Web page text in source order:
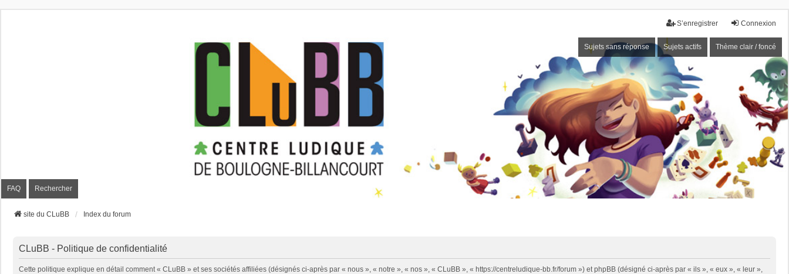
Connexion
S’enregistrer
Sujets sans réponse Sujets actifs Thème clair / foncé
FAQ Rechercher
site du CLuBB Index du forum
CLuBB - Politique de confidentialité
Cette politique explique en détail comment « CLuBB » et ses sociétés affiliées (désignés ci-après par « nous », « notre », « nos », « CLuBB », « https://centreludique-bb.fr/forum ») et phpBB (désigné ci-après par « ils », « eux », « leur »,